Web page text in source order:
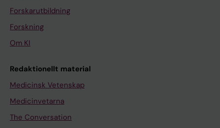
Forskarutbildning
Forskning
Om KI
Redaktionellt material
Medicinsk Vetenskap
Medicinvetarna
The Conversation